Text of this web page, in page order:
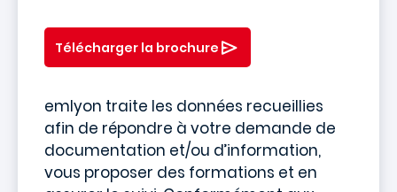
Télécharger la brochure
emlyon traite les données recueillies
afin de répondre à votre demande de
documentation et/ou d’information,
vous proposer des formations et en